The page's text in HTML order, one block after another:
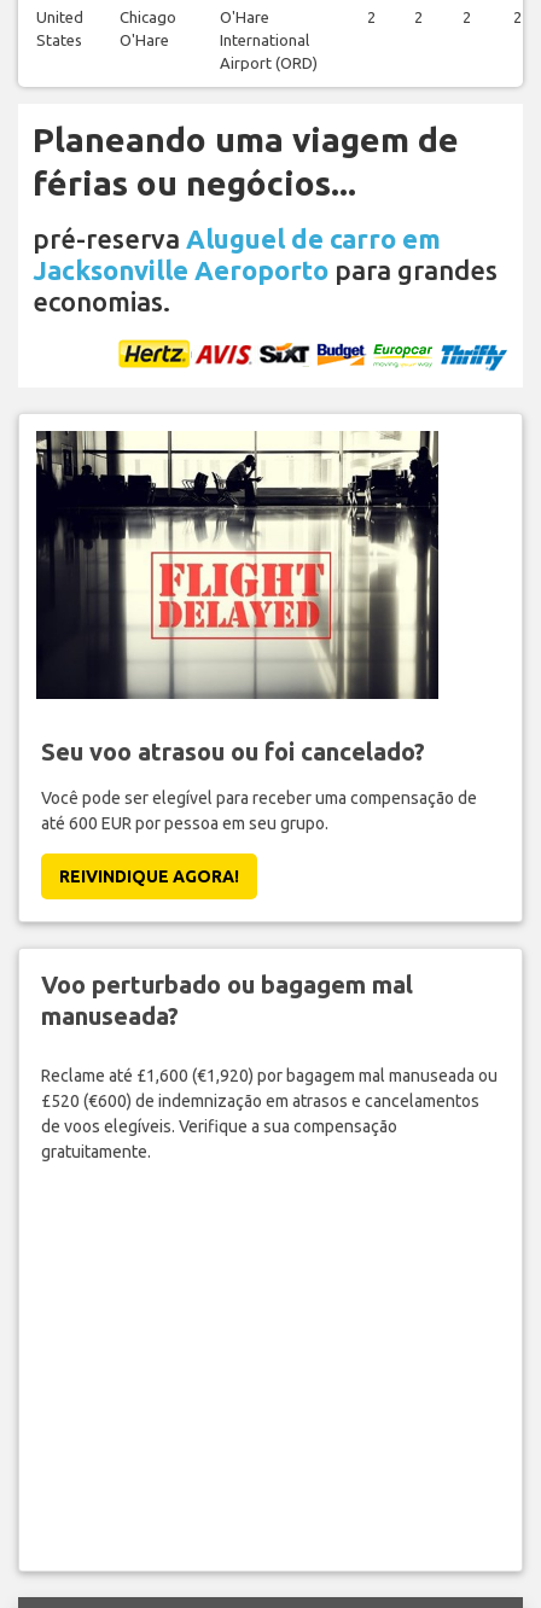
United
States
Chicago
O'Hare
O'Hare
International
Airport (ORD)
2 2 2 2
Planeando uma viagem de
férias ou negócios...
pré-reserva Aluguel de carro em
Jacksonville Aeroporto para grandes
economias.
Seu voo atrasou ou foi cancelado?
Você pode ser elegível para receber uma compensação de
até 600 EUR por pessoa em seu grupo.
REIVINDIQUE AGORA!
Voo perturbado ou bagagem mal
manuseada?
Reclame até £1,600 (€1,920) por bagagem mal manuseada ou
£520 (€600) de indemnização em atrasos e cancelamentos
de voos elegíveis. Verifique a sua compensação
gratuitamente.